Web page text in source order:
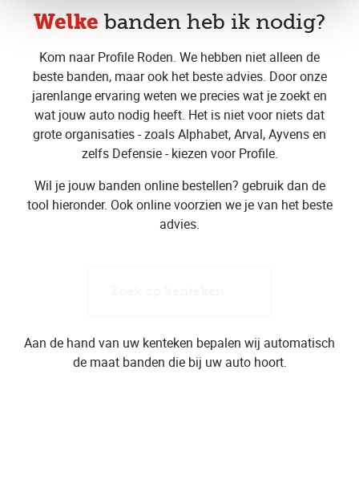
Welke banden heb ik nodig?
Kom naar Profile Roden. We hebben niet alleen de
beste banden, maar ook het beste advies. Door onze
jarenlange ervaring weten we precies wat je zoekt en
wat jouw auto nodig heeft. Het is niet voor niets dat
grote organisaties - zoals Alphabet, Arval, Ayvens en
zelfs Defensie - kiezen voor Profile.
Wil je jouw banden online bestellen? gebruik dan de
tool hieronder. Ook online voorzien we je van het beste
advies.
Aan de hand van uw kenteken bepalen wij automatisch
de maat banden die bij uw auto hoort.